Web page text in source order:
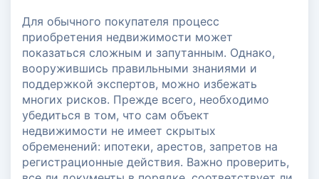
Для обычного покупателя процесс
приобретения недвижимости может
показаться сложным и запутанным. Однако,
вооружившись правильными знаниями и
поддержкой экспертов, можно избежать
многих рисков. Прежде всего, необходимо
убедиться в том, что сам объект
недвижимости не имеет скрытых
обременений: ипотеки, арестов, запретов на
регистрационные действия. Важно проверить,